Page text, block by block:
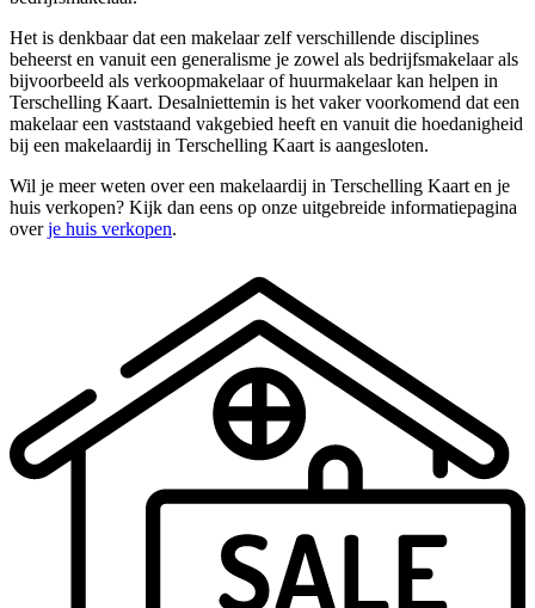
Het is denkbaar dat een makelaar zelf verschillende disciplines
beheerst en vanuit een generalisme je zowel als bedrijfsmakelaar als
bijvoorbeeld als verkoopmakelaar of huurmakelaar kan helpen in
Terschelling Kaart. Desalniettemin is het vaker voorkomend dat een
makelaar een vaststaand vakgebied heeft en vanuit die hoedanigheid
bij een makelaardij in Terschelling Kaart is aangesloten.
Wil je meer weten over een makelaardij in Terschelling Kaart en je
huis verkopen? Kijk dan eens op onze uitgebreide informatiepagina
overje huis verkopen.